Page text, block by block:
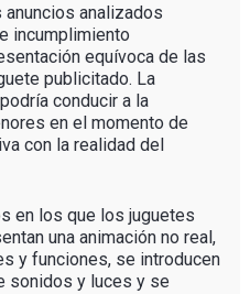
analizados
incumplimiento
equívoca de las
publicitado. La
conducir a la
en el momento de
con la realidad del
en los que los juguetes
una animación no real,
y funciones, se introducen
sonidos y luces y se